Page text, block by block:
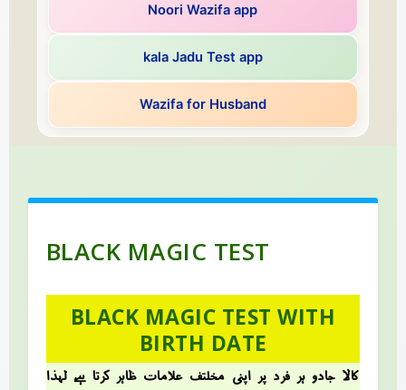
Noori Wazifa app
kala Jadu Test app
Wazifa for Husband
BLACK MAGIC TEST
BLACK MAGIC TEST WITH
BIRTH DATE
کالا جادو ہر فرد پر اپنی مخلتف علامات ظاہر کرتا ہے، لہذا